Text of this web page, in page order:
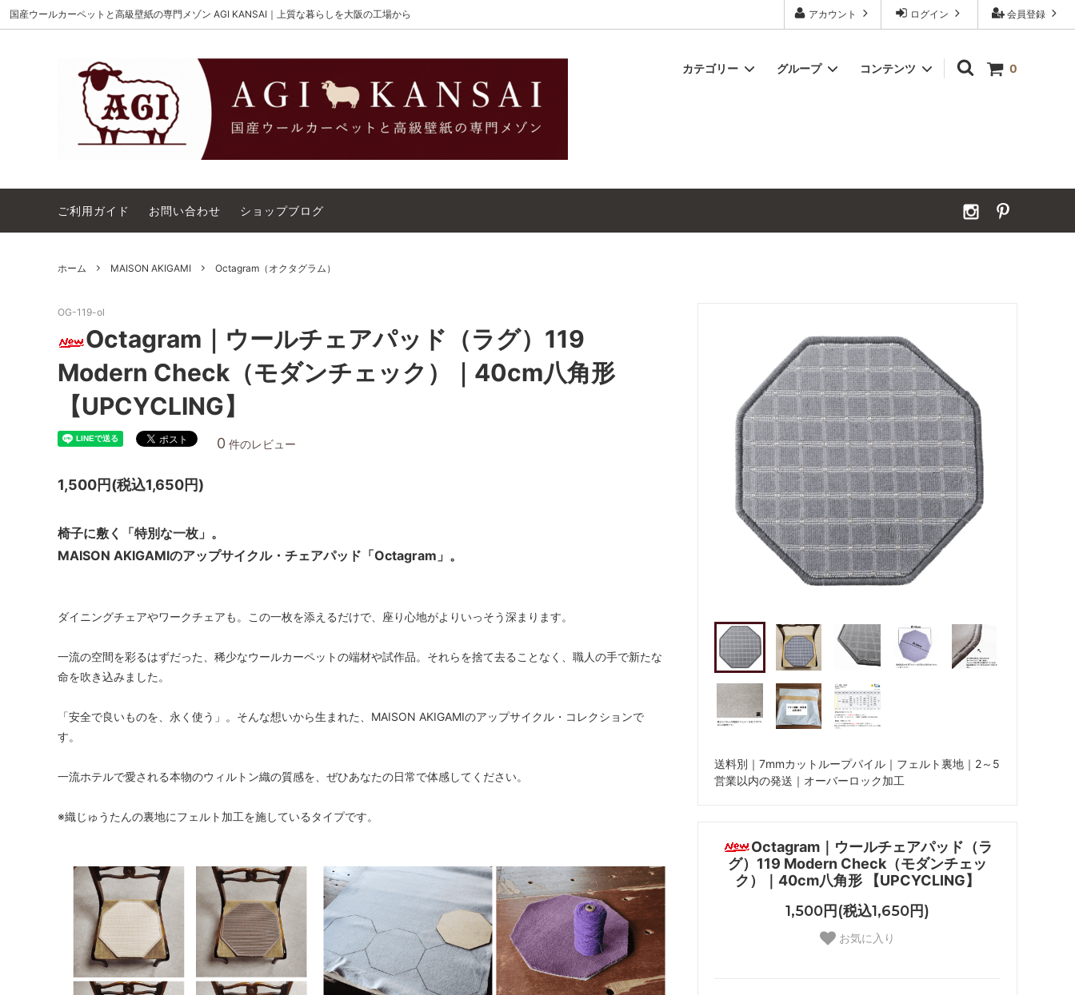
会員登録
ログイン
アカウント
国産ウールカーペットと高級壁紙の専門メゾン AGI KANSAI｜上質な暮らしを大阪の工場から
0
カテゴリー
MAISON AKIGAMI The Wilton
ウィルトンオーダー｜別注ウールカーペ
コットンテープ｜10cm幅 カーペットクリーナー｜シミトリ剤
グループ
施工用ウールカーペット ウールラグ
コンテンツ
AGI KANSAI について カーペットガイド
ご利用ガイド お問い合わせ ショップブログ
ホーム MAISON AKIGAMI Octagram（オクタグラム）
送料別｜7mmカットループパイル｜フェルト裏地｜2～5
営業以内の発送｜オーバーロック加工
Octagram｜ウールチェアパッド（ラ
グ）119 Modern Check（モダンチェッ
ク）｜40cm八角形 【UPCYCLING】
1,500円(税込1,650円)
お気に入り
OG-119-ol
Octagram｜ウールチェアパッド（ラグ）119
Modern Check（モダンチェック）｜40cm八角形
【UPCYCLING】
0 件のレビュー
1,500円(税込1,650円)
椅子に敷く「特別な一枚」。
MAISON AKIGAMIのアップサイクル・チェアパッド「Octagram」。
ダイニングチェアやワークチェアも。この一枚を添えるだけで、座り心地がよりいっそう深まります。
一流の空間を彩るはずだった、稀少なウールカーペットの端材や試作品。それらを捨て去ることなく、職人の手で新たな
命を吹き込みました。
「安全で良いものを、永く使う」。そんな想いから生まれた、MAISON AKIGAMIのアップサイクル・コレクションで
す。
一流ホテルで愛される本物のウィルトン織の質感を、ぜひあなたの日常で体感してください。
※織じゅうたんの裏地にフェルト加工を施しているタイプです。